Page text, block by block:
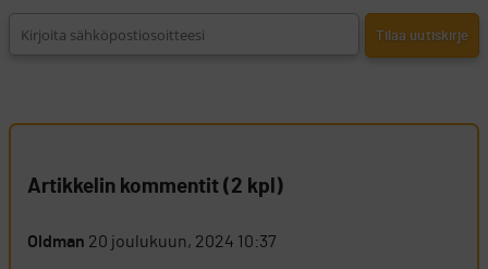
Artikkelin kommentit (2 kpl)
Oldman 20 joulukuun, 2024 10:37